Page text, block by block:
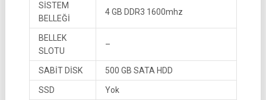
SİSTEM
BELLEĞİ
4 GB DDR3 1600mhz
BELLEK
SLOTU
–
SABİT DİSK 500 GB SATA HDD
SSD Yok